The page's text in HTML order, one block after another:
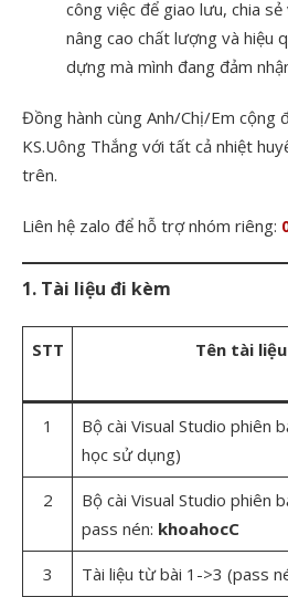
công việc để giao lưu, chia
nâng cao chất lượng và hiệu
dựng mà mình đang đảm
Đồng hành cùng Anh/Chị/Em cộng
KS.Uông Thắng với tất cả nhiệt
trên.
Liên hệ zalo để hỗ trợ nhóm riêng:
1. Tài liệu đi kèm
STT Tên tài liệu
1
Bộ cài Visual Studio phiên
học sử dụng)
2
Bộ cài Visual Studio phiên
pass nén: khoahocC
3 Tài liệu từ bài 1->3 (pass